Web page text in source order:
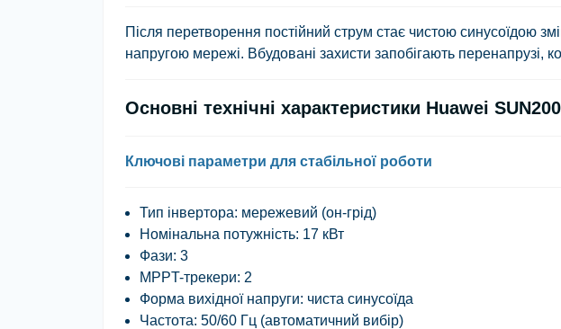
Після перетворення постійний струм стає чистою синусоїдою
напругою мережі. Вбудовані захисти запобігають перенапрузі,
Основні технічні характеристики Huawei
Ключові параметри для стабільної роботи
Тип інвертора: мережевий (он-грід)
Номінальна потужність: 17 кВт
Фази: 3
MPPT-трекери: 2
Форма вихідної напруги: чиста синусоїда
Частота: 50/60 Гц (автоматичний вибір)